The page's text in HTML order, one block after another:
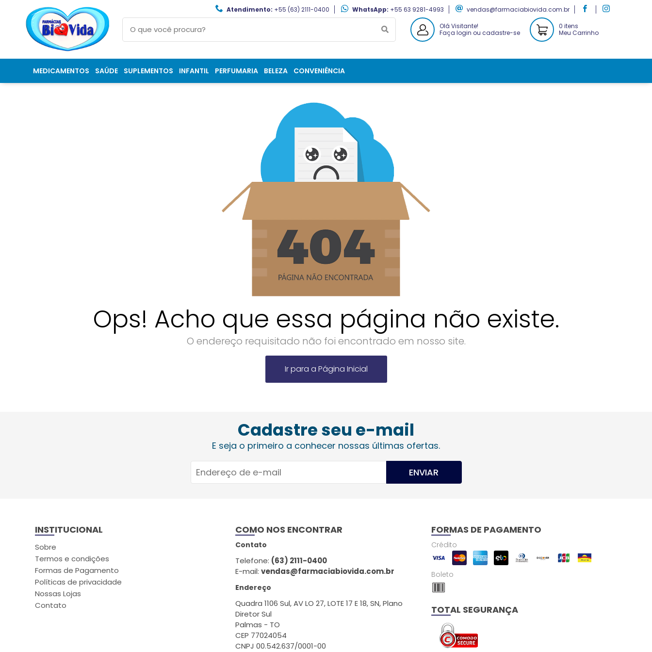
Atendimento: +55 (63) 2111-0400 WhatsApp: +55 63 9281-4993
vendas@farmaciabiovida.com.br
Olá Visitante!
Faça login ou cadastre-se
0 itens
Meu Carrinho
MEDICAMENTOS SAÚDE SUPLEMENTOS INFANTIL PERFUMARIA BELEZA CONVENIÊNCIA
Ops! Acho que essa página não existe.
O endereço requisitado não foi encontrado em nosso site.
Ir para a Página Inicial
Cadastre seu e-mail
E seja o primeiro a conhecer nossas últimas ofertas.
ENVIAR
INSTITUCIONAL
Sobre
Termos e condições
Formas de Pagamento
Políticas de privacidade
Nossas Lojas
Contato
COMO NOS ENCONTRAR
Contato
Telefone: (63) 2111-0400
E-mail:vendas@farmaciabiovida.com.br
Endereço
Quadra 1106 Sul, AV LO 27, LOTE 17 E 18, SN, Plano
Diretor Sul
Palmas - TO
CEP 77024054
CNPJ 00.542.637/0001-00
FORMAS DE PAGAMENTO
Crédito
Boleto
TOTAL SEGURANÇA